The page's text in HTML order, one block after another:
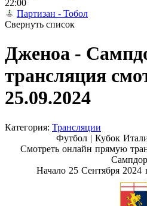
22:00
Партизан - Тобол
Свернуть список
Дженоа -
трансляция
25.09.2024
Категория: Трансляции
Футбол | Кубок
Смотреть онлайн прямую
Начало 25 Сентября 2024